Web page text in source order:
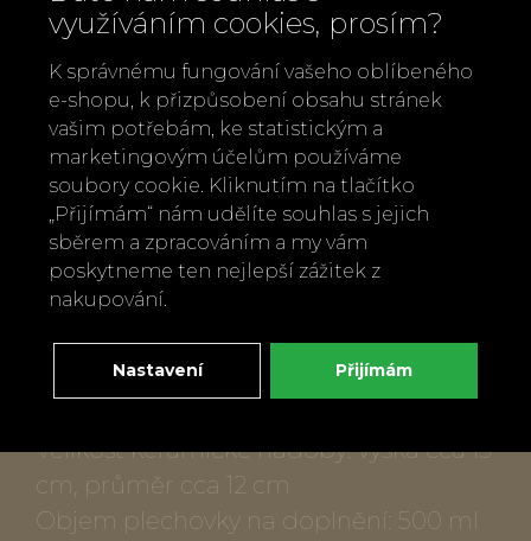
inspirován bohatou řeckou historií
korintského regionu. Obdobné hrnce
se používají k uchovávání olivového
oleje od antických dob dodnes pro
jejich schopnost zachovat cenné
éterické oleje a aroma. Každá nádoba
je vyráběná ručně tradičními řeckými
hrnčíři a je skutečně jedinečná.
Popis produktu:
Velikost keramické nádoby: výška cca 15
cm, průměr cca 12 cm
Objem plechovky na doplnění: 500 ml
využíváním cookies, prosím?
K správnému fungování vašeho oblíbeného
e-shopu, k přizpůsobení obsahu stránek
vašim potřebám, ke statistickým a
marketingovým účelům používáme
soubory cookie. Kliknutím na tlačítko
„Přijímám“ nám udělíte souhlas s jejich
sběrem a zpracováním a my vám
poskytneme ten nejlepší zážitek z
nakupování.
Nastavení Přijímám